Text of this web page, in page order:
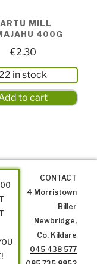
MILL
400G
€2.30
22 in stock
to cart
CONTACT
4 Morristown
Biller
Newbridge,
Co. Kildare
045 438 577